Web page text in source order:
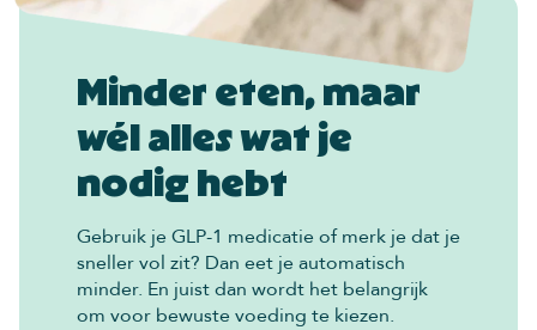
Minder eten, maar
wél alles wat je
nodig hebt
Gebruik je GLP-1 medicatie of merk je dat je
sneller vol zit? Dan eet je automatisch
minder. En juist dan wordt het belangrijk
om voor bewuste voeding te kiezen.